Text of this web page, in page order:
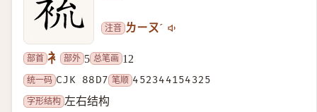
注音 ㄌㄧㄡˊ
部首 衤 部外 5 总笔画 12
统一码 CJK 88D7 笔顺 452344154325
字形结构 左右结构